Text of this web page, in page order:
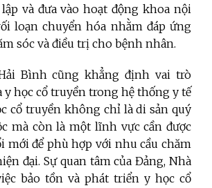
và đưa vào hoạt động khoa nội
loạn chuyển hóa nhằm đáp ứng
sóc và điều trị cho bệnh nhân.
Bình cũng khẳng định vai trò
y học cổ truyền trong hệ thống y tế
cổ truyền không chỉ là di sản quý
mà còn là một lĩnh vực cần được
mới để phù hợp với nhu cầu chăm
đại. Sự quan tâm của Đảng, Nhà
bảo tồn và phát triển y học cổ